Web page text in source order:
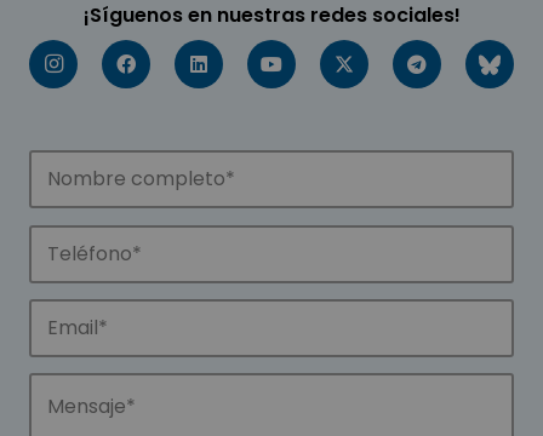
¡Síguenos en nuestras redes sociales!